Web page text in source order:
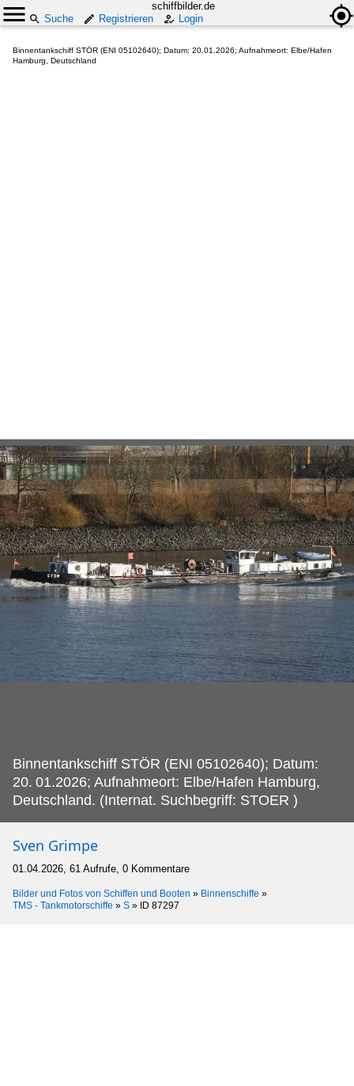
schiffbilder.de
Suche
Registrieren Login
Binnentankschiff STÖR (ENI 05102640); Datum: 20.01.2026; Aufnahmeort: Elbe/Hafen
Hamburg, Deutschland
Binnentankschiff STÖR (ENI 05102640); Datum:
20. 01.2026; Aufnahmeort: Elbe/Hafen Hamburg,
Deutschland. (Internat. Suchbegriff: STOER )
Sven Grimpe
01.04.2026, 61 Aufrufe, 0 Kommentare
Bilder und Fotos von Schiffen und Booten » Binnenschiffe »
TMS - Tankmotorschiffe » S » ID 87297